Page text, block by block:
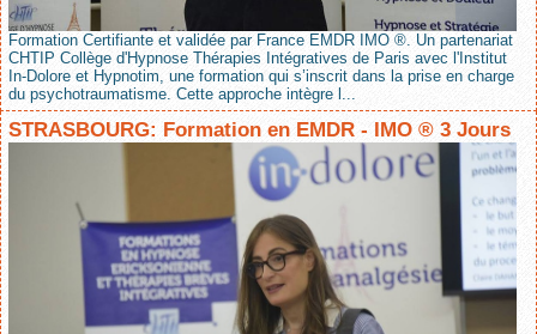
Formation Certifiante et validée par France EMDR IMO ®. Un partenariat
CHTIP Collège d'Hypnose Thérapies Intégratives de Paris avec l'Institut
In-Dolore et Hypnotim, une formation qui s’inscrit dans la prise en charge
du psychotraumatisme. Cette approche intègre l...
STRASBOURG: Formation en EMDR - IMO ® 3 Jours